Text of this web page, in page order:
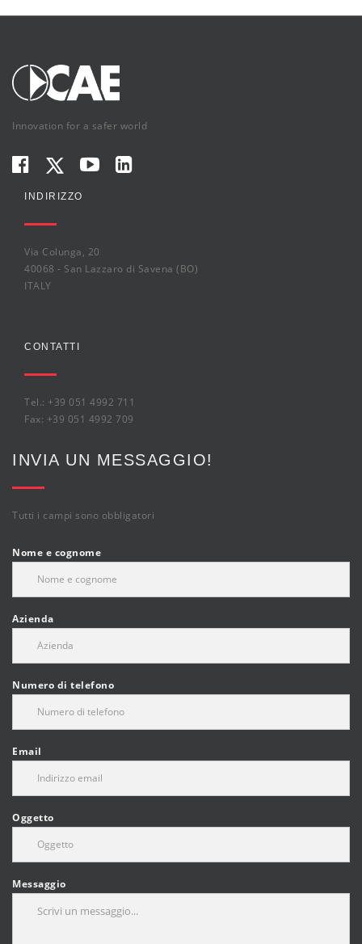
Innovation for a safer world
INDIRIZZO
Via Colunga, 20
40068 - San Lazzaro di Savena (BO)
ITALY
CONTATTI
Tel.: +39 051 4992 711
Fax: +39 051 4992 709
INVIA UN MESSAGGIO!
Tutti i campi sono obbligatori
Nome e cognome
Azienda
Numero di telefono
Email
Oggetto
Messaggio